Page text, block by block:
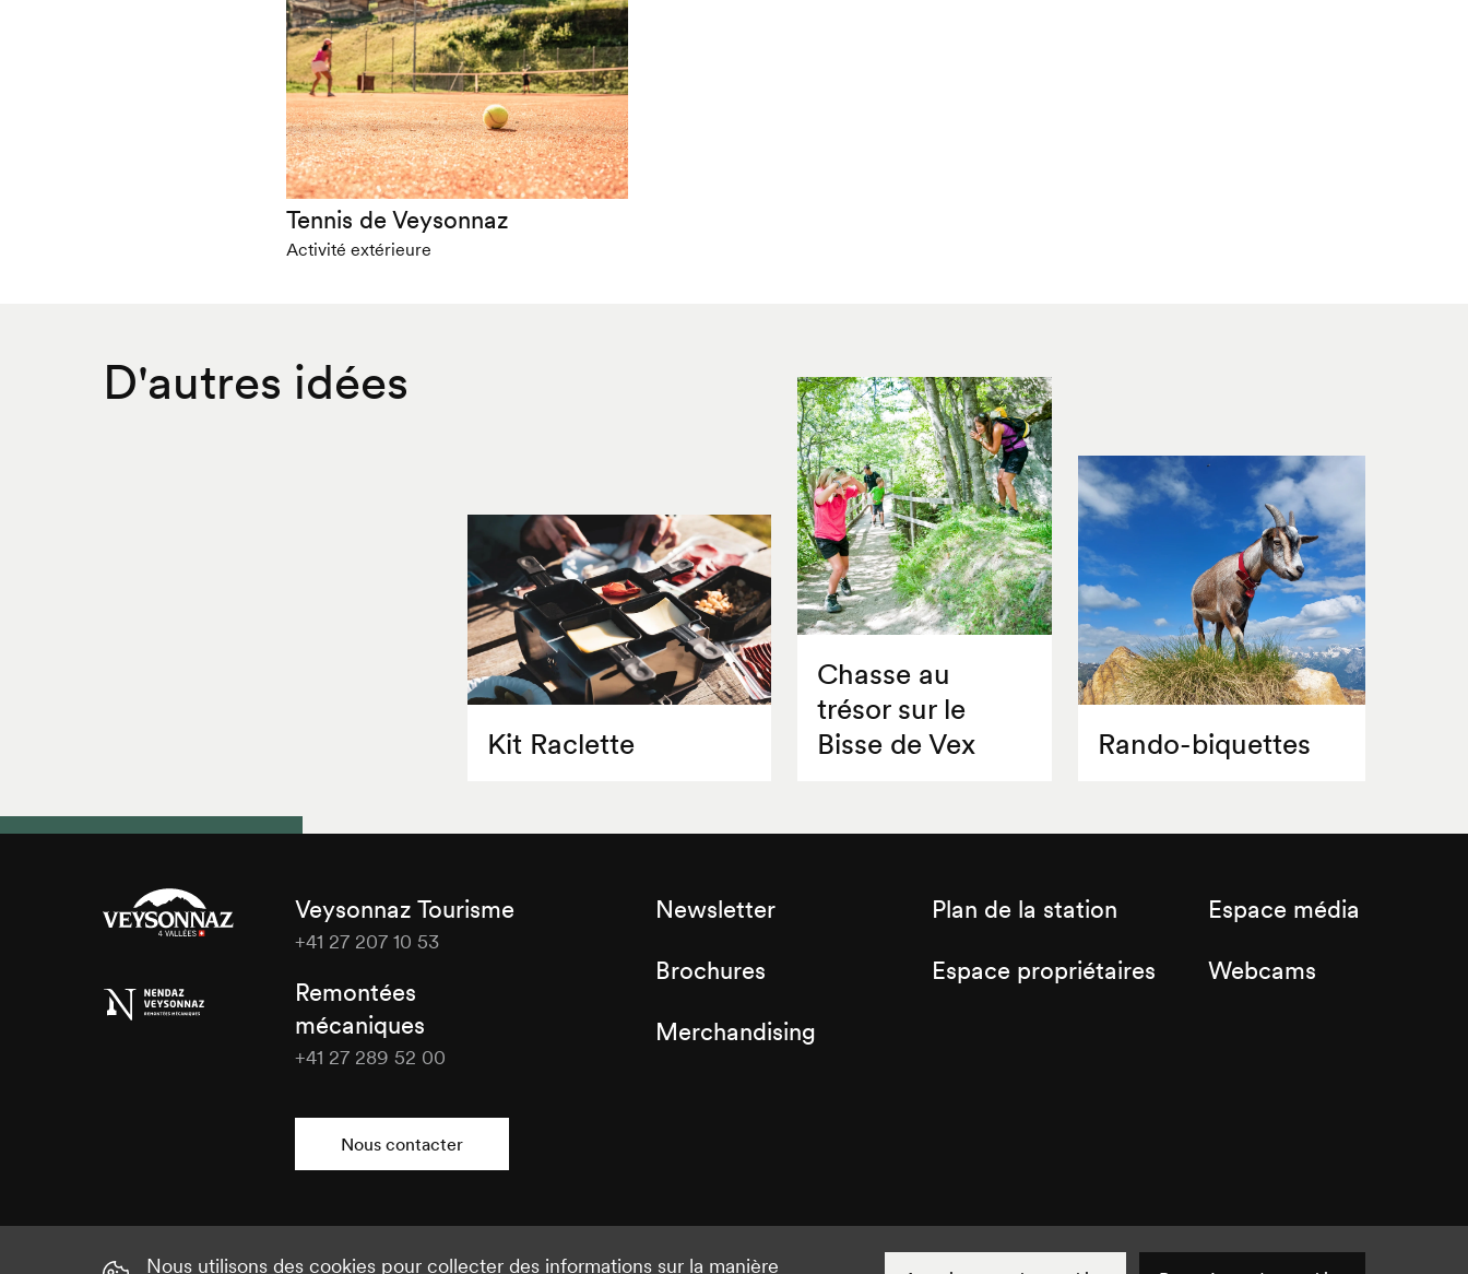
Tennis de Veysonnaz
Activité extérieure
D'autres idées
Kit Raclette
Chasse au
trésor sur le
Bisse de Vex
Rando-biquettes
Tourisme
Veysonnaz Tourisme
+41 27 207 10 53
Remontées
mécaniques
+41 27 289 52 00
Nous contacter
Newsletter
Brochures
Merchandising
Plan de la station
Espace propriétaires
Espace média
Webcams
Nous utilisons des cookies pour collecter des informations sur la manière